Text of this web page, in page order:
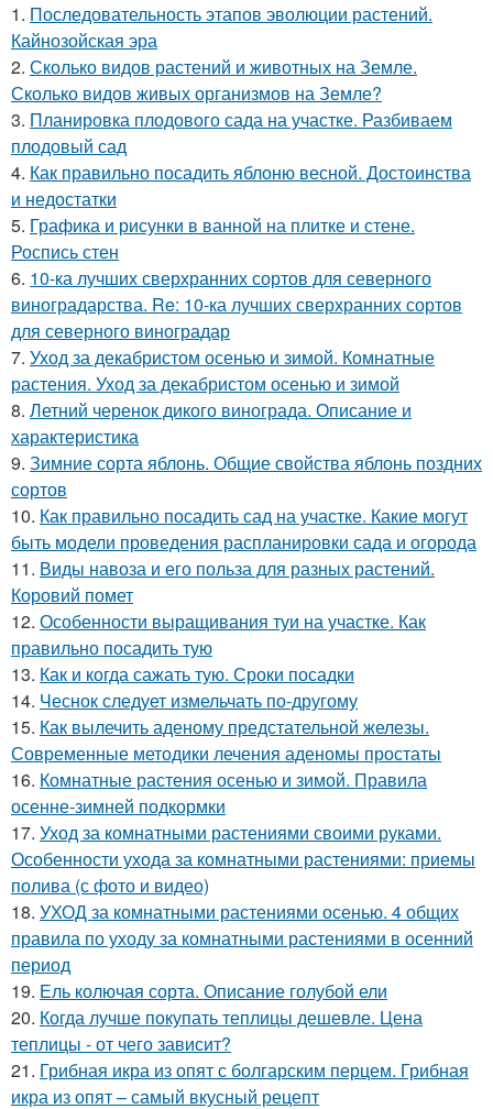
1. Последовательность этапов эволюции растений.
Кайнозойская эра
2. Сколько видов растений и животных на Земле.
Сколько видов живых организмов на Земле?
3. Планировка плодового сада на участке. Разбиваем
плодовый сад
4. Как правильно посадить яблоню весной. Достоинства
и недостатки
5. Графика и рисунки в ванной на плитке и стене.
Роспись стен
6. 10-ка лучших сверхранних сортов для северного
виноградарства. Re: 10-ка лучших сверхранних сортов
для северного виноградар
7. Уход за декабристом осенью и зимой. Комнатные
растения. Уход за декабристом осенью и зимой
8. Летний черенок дикого винограда. Описание и
характеристика
9. Зимние сорта яблонь. Общие свойства яблонь поздних
сортов
10. Как правильно посадить сад на участке. Какие могут
быть модели проведения распланировки сада и огорода
11. Виды навоза и его польза для разных растений.
Коровий помет
12. Особенности выращивания туи на участке. Как
правильно посадить тую
13. Как и когда сажать тую. Сроки посадки
14. Чеснок следует измельчать по-другому
15. Как вылечить аденому предстательной железы.
Современные методики лечения аденомы простаты
16. Комнатные растения осенью и зимой. Правила
осенне-зимней подкормки
17. Уход за комнатными растениями своими руками.
Особенности ухода за комнатными растениями: приемы
полива (с фото и видео)
18. УХОД за комнатными растениями осенью. 4 общих
правила по уходу за комнатными растениями в осенний
период
19. Ель колючая сорта. Описание голубой ели
20. Когда лучше покупать теплицы дешевле. Цена
теплицы - от чего зависит?
21. Грибная икра из опят с болгарским перцем. Грибная
икра из опят – самый вкусный рецепт